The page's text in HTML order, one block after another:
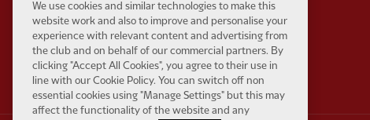
Partner:Standard Chartered
We use cookies and similar technologies to make this
website work and also to improve and personalise your
experience with relevant content and advertising from
the club and on behalf of our commercial partners. By
clicking "Accept All Cookies", you agree to their use in
line with our Cookie Policy. You can switch off non
essential cookies using "Manage Settings" but this may
affect the functionality of the website and any